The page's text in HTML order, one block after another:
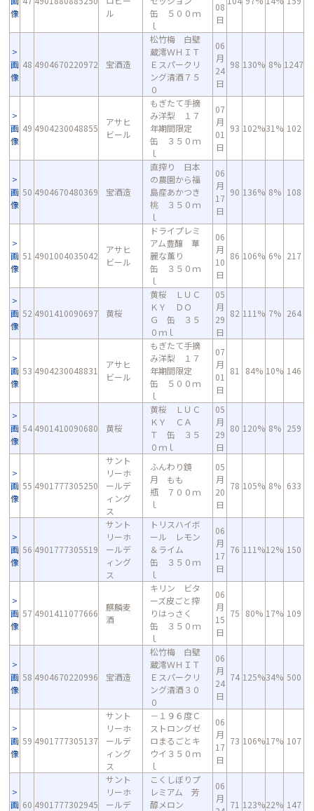
像
ル
缶 ５００ｍ
ｌ
08
日
画
像
48 4904670220972 宝酒造
松竹梅 白壁
蔵澪ＷＨＩＴ
Ｅスパークリ
ング清酒７５
０
06
月
24
日
98 130% 8% 1247
画
像
49 4904230048855
アサヒ
ビール
もぎたて手摘
み洋梨 １７
年期間限定
缶 ３５０ｍ
ｌ
07
月
01
日
93 102%31% 102
画
像
50 4904670480369 宝酒造
直搾り 日本
の農園から福
島産あかつき
桃 ３５０ｍ
ｌ
06
月
17
日
90 136% 8% 108
画
像
51 4901004035042
アサヒ
ビール
ドライプレミ
アム豊醸 華
麗な薫り
缶 ３５０ｍ
ｌ
06
月
10
日
86 106% 6% 217
画
像
52 4901410090697 黄桜
黄桜 ＬＵＣ
ＫＹ ＤＯ
Ｇ 缶 ３５
０ｍｌ
05
月
29
日
82 111% 7% 264
画
像
53 4904230048831
アサヒ
ビール
もぎたて手摘
み洋梨 １７
年期間限定
缶 ５００ｍ
ｌ
07
月
01
日
81 84% 10% 146
画
像
54 4901410090680 黄桜
黄桜 ＬＵＣ
ＫＹ ＣＡ
Ｔ 缶 ３５
０ｍｌ
05
月
29
日
80 120% 8% 259
画
像
55 4901777305250
サント
リーホ
ールデ
ィング
ス
ふんわり鏡
月 もも
瓶 ７００ｍ
ｌ
05
月
20
日
78 105% 8% 633
画
像
56 4901777305519
サント
リーホ
ールデ
ィング
ス
トリスハイボ
ール レモン
＆ライム
缶 ３５０ｍ
ｌ
06
月
17
日
76 111%12% 150
画
像
57 4901411077666
麒麟麦
酒
キリン ビタ
ーズ皮ごと搾
りはっさく
缶 ３５０ｍ
ｌ
06
月
15
日
75 80% 17% 109
画
像
58 4904670220996 宝酒造
松竹梅 白壁
蔵澪ＷＨＩＴ
Ｅスパークリ
ング清酒３０
０
06
月
24
日
74 125%34% 500
画
像
59 4901777305137
サント
リーホ
ールデ
ィング
ス
－１９６度Ｃ
ストロングゼ
ロまるごとキ
ウイ３５０ｍ
ｌ
06
月
17
日
73 106%17% 107
画 60 4901777302945
サント
リーホ
ールデ
こくしぼりプ
レミアム 芳
醇メロン
06
月
71 123%22% 147